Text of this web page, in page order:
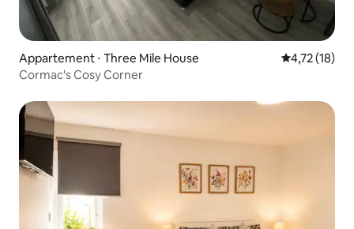
Appartement ⋅ Three Mile House Évaluation
4,72 (18)
Cormac's Cosy Corner